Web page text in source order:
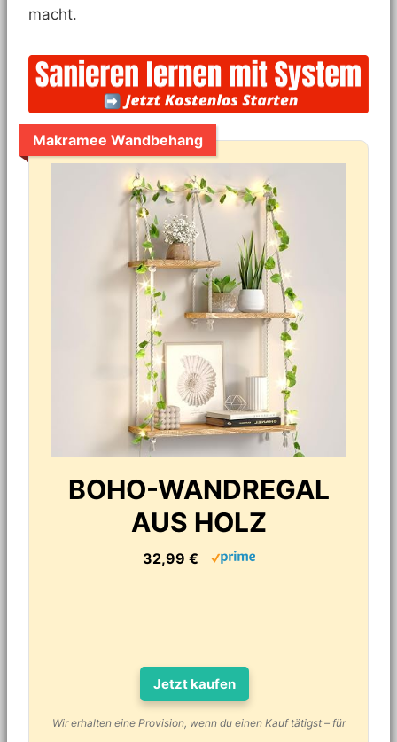
macht.
Makramee Wandbehang
BOHO-WANDREGAL
AUS HOLZ
32,99 €
Jetzt kaufen
Wir erhalten eine Provision, wenn du einen Kauf tätigst – für